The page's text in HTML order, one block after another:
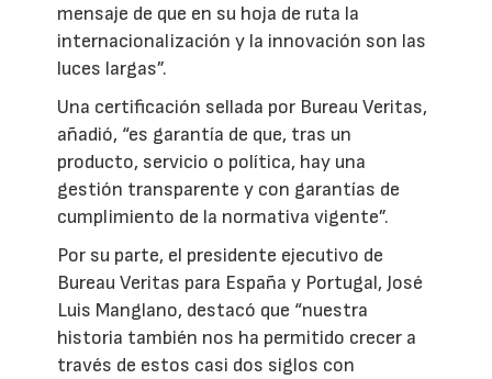
mensaje de que en su hoja de ruta la
internacionalización y la innovación son las
luces largas”.
Una certificación sellada por Bureau Veritas,
añadió, “es garantía de que, tras un
producto, servicio o política, hay una
gestión transparente y con garantías de
cumplimiento de la normativa vigente”.
Por su parte, el presidente ejecutivo de
Bureau Veritas para España y Portugal, José
Luis Manglano, destacó que “nuestra
historia también nos ha permitido crecer a
través de estos casi dos siglos con